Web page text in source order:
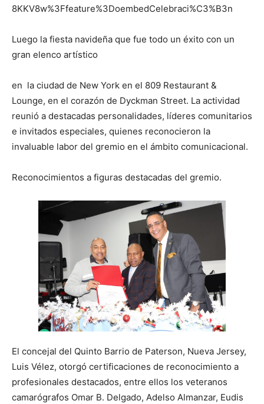
8KKV8w%3Ffeature%3DoembedCelebraci%C3%B3n
Luego la fiesta navideña que fue todo un éxito con un
gran elenco artístico
en la ciudad de New York en el 809 Restaurant &
Lounge, en el corazón de Dyckman Street. La actividad
reunió a destacadas personalidades, líderes comunitarios
e invitados especiales, quienes reconocieron la
invaluable labor del gremio en el ámbito comunicacional.
Reconocimientos a figuras destacadas del gremio.
El concejal del Quinto Barrio de Paterson, Nueva Jersey,
Luis Vélez, otorgó certificaciones de reconocimiento a
profesionales destacados, entre ellos los veteranos
camarógrafos Omar B. Delgado, Adelso Almanzar, Eudis